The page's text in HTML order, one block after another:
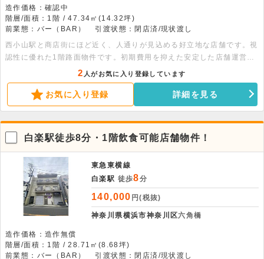
造作価格：確認中
階層/面積：1階 / 47.34㎡(14.32坪)
前業態：バー（BAR）
引渡状態：閉店済/現状渡し
西小山駅と商店街にほど近く、人通りが見込める好立地な店舗です。視
認性に優れた1階路面物件です。初期費用を抑えた安定した店舗運営が
可能です。幅広い業態をご相談ください。
2 人がお気に入り登録しています
お気に入り登録 詳細を見る
白楽駅徒歩8分・1階飲食可能店舗物件！
東急東横線
白楽駅 徒歩8分
140,000 円(税抜)
神奈川県横浜市神奈川区六角橋
造作価格：造作無償
階層/面積：1階 / 28.71㎡(8.68坪)
前業態：バー（BAR）
引渡状態：閉店済/現状渡し